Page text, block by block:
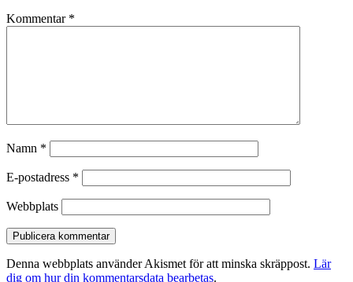
Kommentar *
Namn *
E-postadress *
Webbplats
Denna webbplats använder Akismet för att minska skräppost. Lär
dig om hur din kommentarsdata bearbetas.